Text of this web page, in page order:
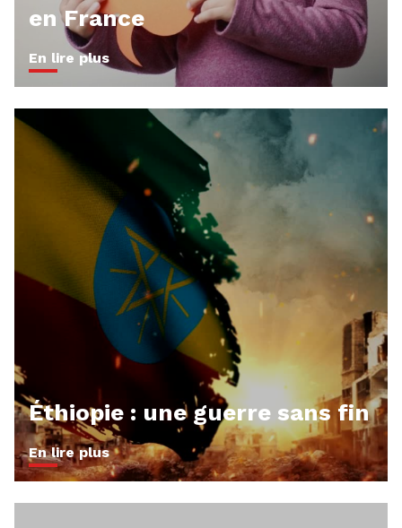
en France
En lire plus
Éthiopie : une guerre sans fin
En lire plus